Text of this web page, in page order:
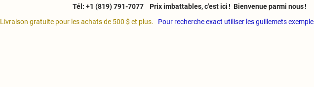
Tél: +1 (819) 791-7077
Prix imbattables, c'est ici ! Bienvenue parmi nous !
Livraison gratuite pour les achats de 500 $ et plus.
Pour recherche exact utiliser les guillemets exemple